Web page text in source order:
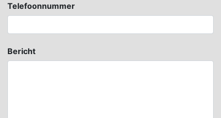
Telefoonnummer
Bericht